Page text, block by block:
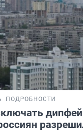
ПОДРОБНОСТИ